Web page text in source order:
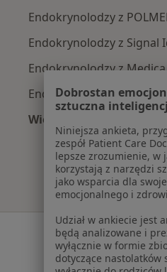
Endokrynolodzy z
Endokrynolodzy z Signal
Endokrynolodzy z
Endokrynolodzy z
Więcej (8)
Więcej w kategorii:
Dobrostan
sztuczna
Niniejsza ankieta,
zespół Patient Care
lepsze zrozumienie, w
korzystają z narzędzi
jako wsparcia dla
emocjonalnego i
Udział w ankiecie jest
będą analizowane i
wyłącznie w formie
dotyczące nastolatków